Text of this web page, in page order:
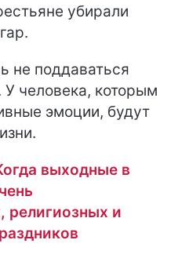
убирали
не поддаваться
У человека, которым
эмоции, будут
выходные в
религиозных и